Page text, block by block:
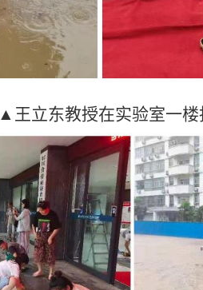
▲王立东教授在实验室一楼